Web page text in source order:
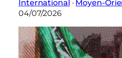
International · Moyen-
04/07/2026